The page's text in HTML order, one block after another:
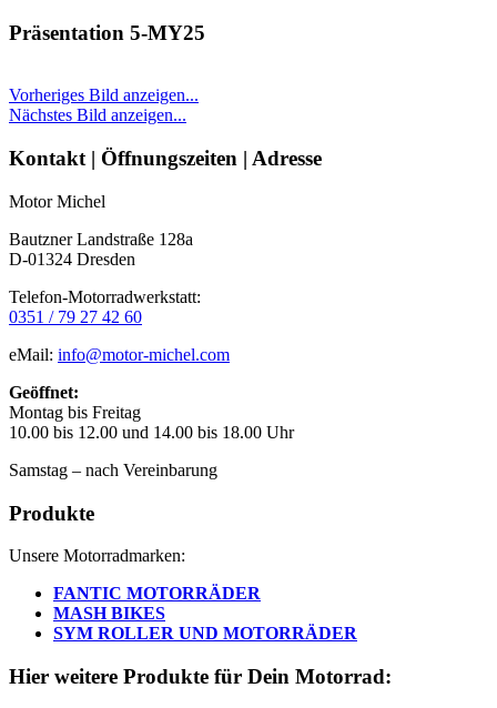
Präsentation 5-MY25
Vorheriges Bild anzeigen...
Nächstes Bild anzeigen...
Seitenleiste
Kontakt | Öffnungszeiten | Adresse
Motor Michel
Bautzner Landstraße 128a
D-01324 Dresden
Telefon-Motorradwerkstatt:
0351 / 79 27 42 60
eMail: info@motor-michel.com
Geöffnet:
Montag bis Freitag
10.00 bis 12.00 und 14.00 bis 18.00 Uhr
Samstag – nach Vereinbarung
Produkte
Unsere Motorradmarken:
FANTIC MOTORRÄDER
MASH BIKES
SYM ROLLER UND MOTORRÄDER
Hier weitere Produkte für Dein Motorrad: